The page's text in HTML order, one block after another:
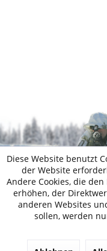
Diese Website benutzt
der Website
Andere Cookies, die
erhöhen, der
anderen Websites
sollen, werden